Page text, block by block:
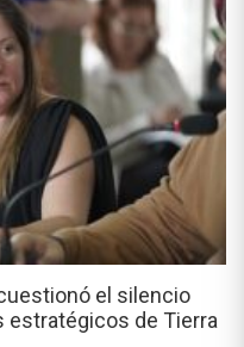
el silencio
estratégicos de Tierra